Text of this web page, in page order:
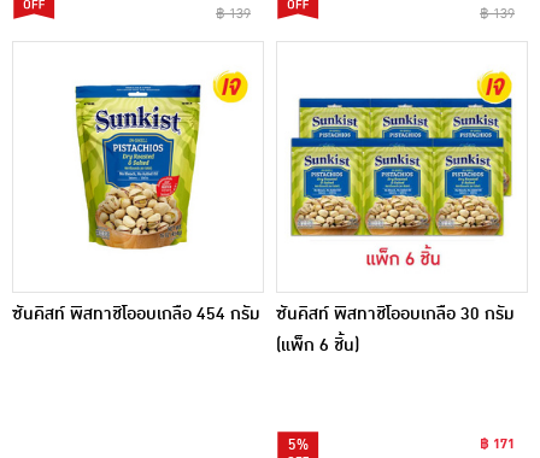
฿ 139
฿ 139
ซันคิสท์ พิสทาชิโออบเกลือ 454 กรัม
ซันคิสท์ พิสทาชิโออบเกลือ 30 กรัม
(แพ็ก 6 ชิ้น)
5%
฿ 171